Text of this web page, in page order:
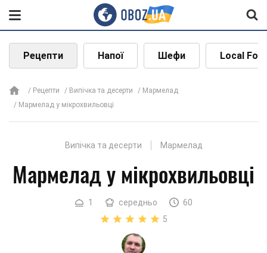
Рецепти Напої Шефи Local
Рецепти Випічка та десерти
Мармелад
Мармелад у мікрохвильовці
Випічка та десерти Мармелад
Мармелад у мікрохвильовці
1 середньо
60
5